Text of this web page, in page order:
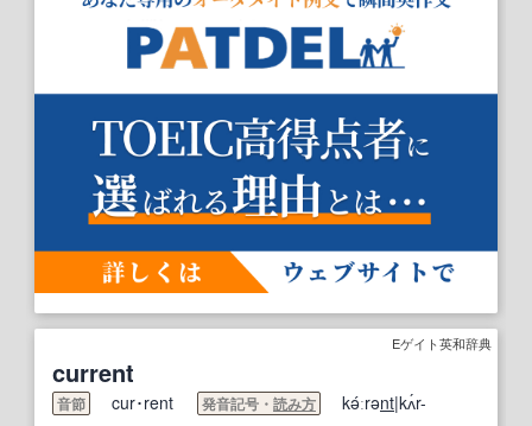
Eゲイト英和辞典
current
音節 cur･rent 発音記号・ 読み方 kə́ːrənt|kʌ́r-